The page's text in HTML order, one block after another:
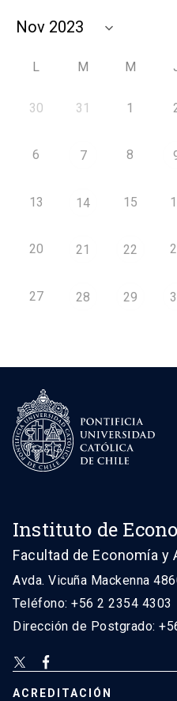
L M M
30 31 1
6 7 8
13 14 15
20 21 22
27 28 29
Instituto de
Facultad de Economía y
Avda. Vicuña Mackenna
Teléfono: +56 2 2354 4303
Dirección de Postgrado:
ACREDITACIÓN